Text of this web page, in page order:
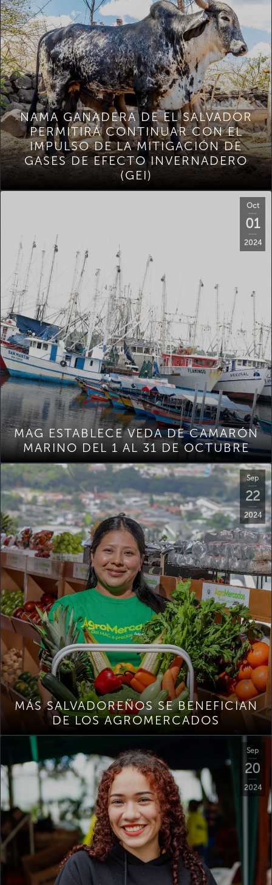
NAMA GANADERA DE EL SALVADOR
PERMITIRÁ CONTINUAR CON EL
IMPULSO DE LA MITIGACIÓN DE
GASES DE EFECTO INVERNADERO
(GEI)
Oct
01
2024
MAG ESTABLECE VEDA DE CAMARÓN
MARINO DEL 1 AL 31 DE OCTUBRE
Sep
22
2024
MÁS SALVADOREÑOS SE BENEFICIAN
DE LOS AGROMERCADOS
Sep
20
2024